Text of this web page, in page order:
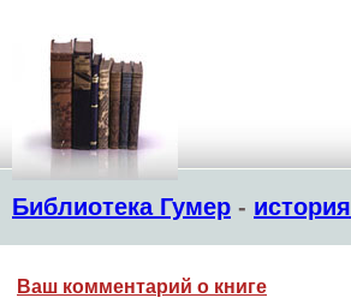
Библиотека Гумер - история
Ваш комментарий о книге